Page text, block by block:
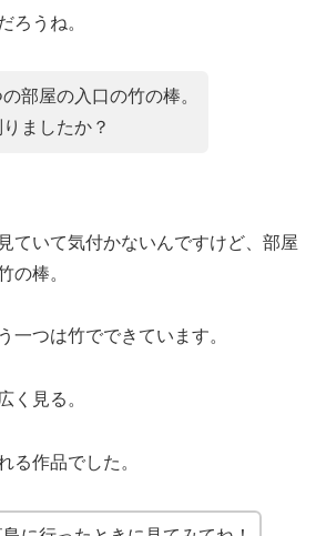
ろうね。
部屋の入口の竹の棒。
ましたか？
ていて気付かないんですけど、部屋
の棒。
一つは竹でできています。
く見る。
る作品でした。